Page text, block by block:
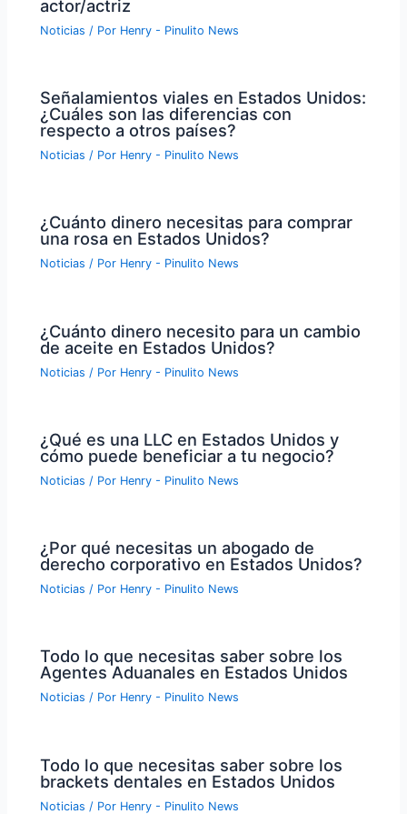
actor/actriz
Noticias / Por Henry - Pinulito News
Señalamientos viales en Estados Unidos:
¿Cuáles son las diferencias con
respecto a otros países?
Noticias / Por Henry - Pinulito News
¿Cuánto dinero necesitas para comprar
una rosa en Estados Unidos?
Noticias / Por Henry - Pinulito News
¿Cuánto dinero necesito para un cambio
de aceite en Estados Unidos?
Noticias / Por Henry - Pinulito News
¿Qué es una LLC en Estados Unidos y
cómo puede beneficiar a tu negocio?
Noticias / Por Henry - Pinulito News
¿Por qué necesitas un abogado de
derecho corporativo en Estados Unidos?
Noticias / Por Henry - Pinulito News
Todo lo que necesitas saber sobre los
Agentes Aduanales en Estados Unidos
Noticias / Por Henry - Pinulito News
Todo lo que necesitas saber sobre los
brackets dentales en Estados Unidos
Noticias / Por Henry - Pinulito News